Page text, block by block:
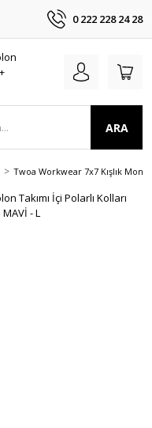
0 222 228 24 28
ARA
Twoa Workwear 7x7 Kışlık Mont